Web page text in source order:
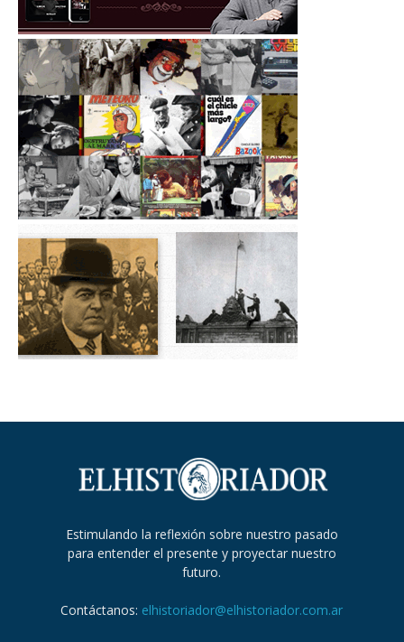
Estimulando la reflexión sobre nuestro pasado
para entender el presente y proyectar nuestro
futuro.
Contáctanos: elhistoriador@elhistoriador.com.ar